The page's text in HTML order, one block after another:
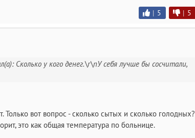
| 5 | 5
Сколько у кого денег.\r\nУ себя лучше бы сосчитали,
Только вот вопрос - сколько сытых и сколько голодных?
это как общая температура по больнице.